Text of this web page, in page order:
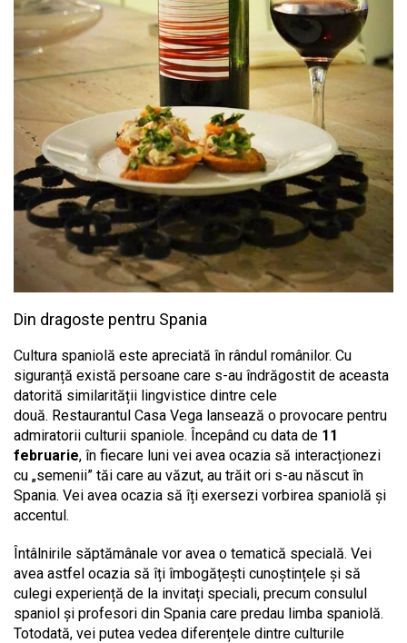
Din dragoste pentru Spania
Cultura spaniolă este apreciată în rândul românilor. Cu
siguranță există persoane care s-au îndrăgostit de aceasta
datorită similarității lingvistice dintre cele
două. Restaurantul Casa Vega lansează o provocare pentru
admiratorii culturii spaniole. Începând cu data de 11
februarie, în fiecare luni vei avea ocazia să interacționezi
cu „semenii” tăi care au văzut, au trăit ori s-au născut în
Spania. Vei avea ocazia să îți exersezi vorbirea spaniolă și
accentul.
Întâlnirile săptămânale vor avea o tematică specială. Vei
avea astfel ocazia să îți îmbogățești cunoștințele și să
culegi experiență de la invitați speciali, precum consulul
spaniol și profesori din Spania care predau limba spaniolă.
Totodată, vei putea vedea diferențele dintre culturile